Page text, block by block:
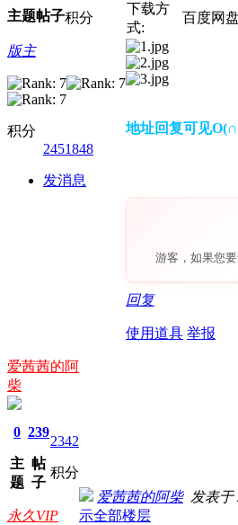
主题帖子积分
版主
积分
2451848
发消息
下载方
式:
百度网盘
地址回复可见
游客，如果您
回复
使用道具 举报
爱茜茜的阿
柴
0
主
题
239
帖
子
2342
积分
永久VIP
爱茜茜的阿柴发表于
示全部楼层